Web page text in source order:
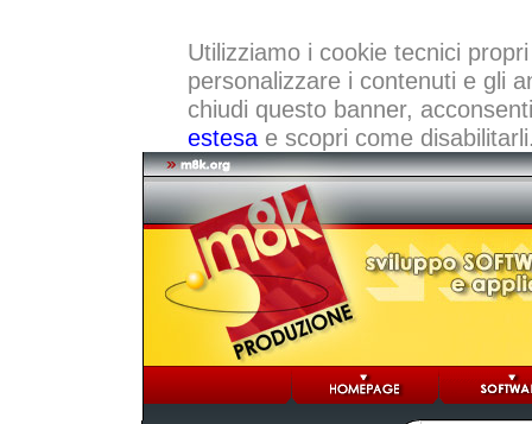
Utilizziamo i cookie tecnici
personalizzare i contenuti e gli
chiudi questo banner,
estesae scopri come